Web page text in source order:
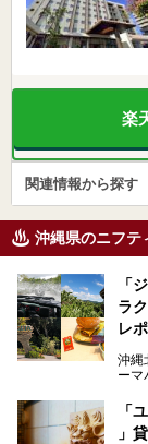
楽
関連情報から探す
沖縄県のニフテ
「
ラ
レ
沖縄
ーマ
グ
法
「
」